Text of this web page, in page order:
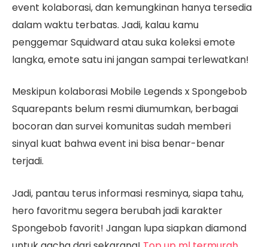
event kolaborasi, dan kemungkinan hanya tersedia
dalam waktu terbatas. Jadi, kalau kamu
penggemar Squidward atau suka koleksi emote
langka, emote satu ini jangan sampai terlewatkan!
Meskipun kolaborasi Mobile Legends x Spongebob
Squarepants belum resmi diumumkan, berbagai
bocoran dan survei komunitas sudah memberi
sinyal kuat bahwa event ini bisa benar-benar
terjadi.
Jadi, pantau terus informasi resminya, siapa tahu,
hero favoritmu segera berubah jadi karakter
Spongebob favorit! Jangan lupa siapkan diamond